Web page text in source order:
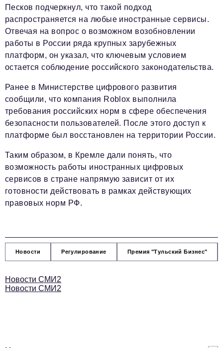
Песков подчеркнул, что такой подход
распространяется на любые иностранные сервисы.
Отвечая на вопрос о возможном возобновлении
работы в России ряда крупных зарубежных
платформ, он указал, что ключевым условием
остается соблюдение российского законодательства.
Ранее в Министерстве цифрового развития
сообщили, что компания Roblox выполнила
требования российских норм в сфере обеспечения
безопасности пользователей. После этого доступ к
платформе был восстановлен на территории России.
Таким образом, в Кремле дали понять, что
возможность работы иностранных цифровых
сервисов в стране напрямую зависит от их
готовности действовать в рамках действующих
правовых норм РФ.
Новости Регулирование Премия "Тульский Бизнес"
Новости СМИ2
Новости СМИ2